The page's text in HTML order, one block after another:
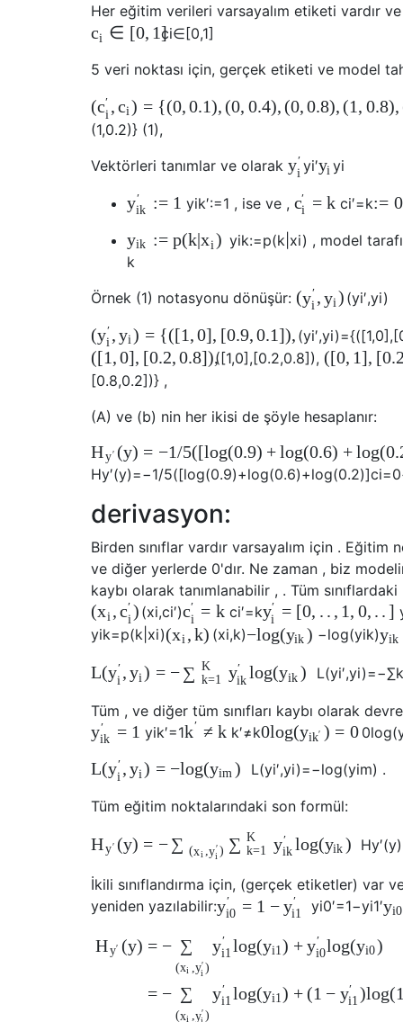
Her eğitim verileri varsayalım etiketi vardır
ci ∈ [0, 1]
ci∈ [0,1]
5 veri noktası için, gerçek etiketi ve model
(c′
i , ci) = {(0, 0.1), (0, 0.4), (0, 0.8), (1, 0.8),
(1,0.2)} (1),
Vektörleri tanımlar ve olarak y′
i yi′yi yi
y′
ik := 1 yik′:=1 , ise ve , c′
i = k ci′=k:= 0
yik := p(k|xi ) yik:=p(k| xi) , model
k
Örnek (1) notasyonu dönüşür: (y′
i , yi ) (yi′,yi)
(y′
i , yi) = {([1, 0], [0.9,0.1]), (yi′,yi)={([1,0],[
([1, 0], [0.2,0.8]),( [1,0] , [0.2,0.8] ), ([0, 1], [
[0.8,0.2])} ,
(A) ve (b) nin her ikisi de şöyle hesaplanır:
Hy′ (y) = −1/5([log(0.9) + log(0.6) + log(
Hy′(y)=−1/5([log(0.9)+log(0.6)+log(0.2)]ci=0
derivasyon:
Birden sınıflar vardır varsayalım için .
ve diğer yerlerde 0'dır. Ne zaman , biz
kaybı olarak tanımlanabilir , . Tüm
(xi , c′
i ) (xi,ci′)c′
i = k ci′=ky′
i
= [0, . . , 1, 0, . . ]
yik=p(k xi)(xi , k) (xi,k)−log(yik ) −log(yik)yik
L(y′
i , yi ) = −∑ K
k=1 y′
ik log(yik ) L(yi′,yi)=−∑k
Tüm , ve diğer tüm sınıfları kaybı olarak
y′
ik = 1 yik′=1k′ ≠ k k′≠k0log(yik′ ) = 0 0log(
L(y′
i , yi ) = −log(yim ) L(yi′,yi)=−log(yim) .
Tüm eğitim noktalarındaki son formül:
Hy′ (y) = − ∑ (xi ,y′
i ) ∑ K
k=1 y′
ik log(yik ) Hy′(y)
İkili sınıflandırma için, (gerçek etiketler) var
yeniden yazılabilir:y′
i0 = 1 − y′
i1 yi0′=1−yi1′yi0
Hy′ (y) = − ∑
(xi ,y′
i )
y′
i1 log(yi1 ) + y′
i0log(yi0)
= − ∑
(xi ,y′ )
y′
i1 log(yi1) + (1 − y′
i1 )log(